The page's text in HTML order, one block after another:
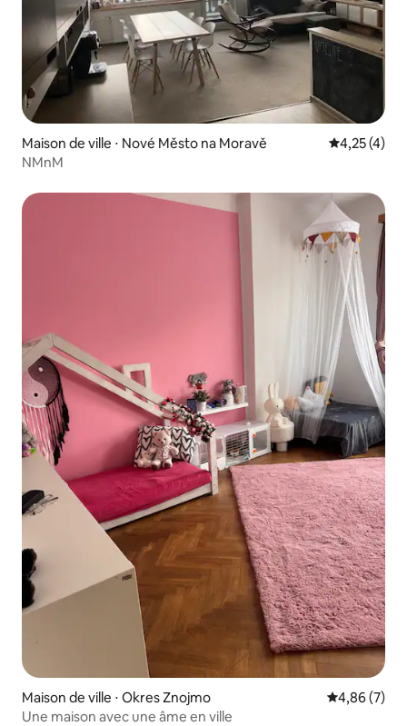
Maison de ville ⋅ Nové Město na Moravě Évaluation
4,25 (4)
NMnM
Maison de ville ⋅ Okres Znojmo Évaluation
4,86 (7)
Une maison avec une âme en ville